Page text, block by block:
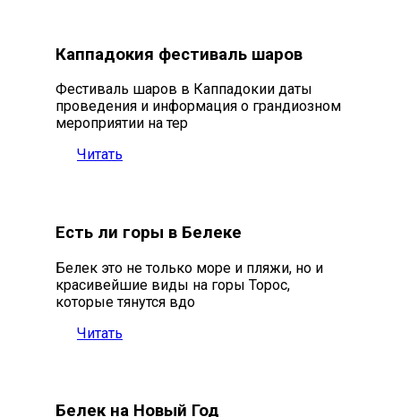
Каппадокия фестиваль шаров
Фестиваль шаров в Каппадокии даты
проведения и информация о грандиозном
мероприятии на тер
Читать
Есть ли горы в Белеке
Белек это не только море и пляжи, но и
красивейшие виды на горы Торос,
которые тянутся вдо
Читать
Белек на Новый Год